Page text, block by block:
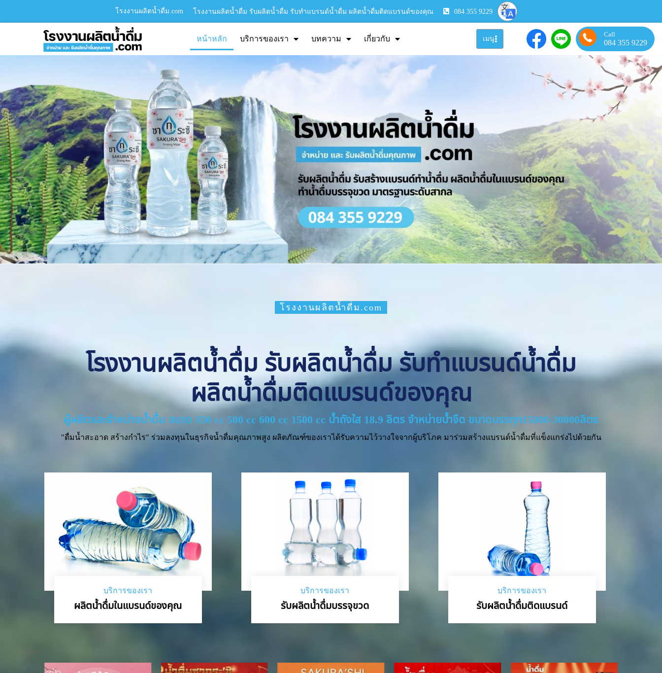
โรงงานผลิตน้ำดื่ม.com โรงงานผลิตน้ำดื่ม รับผลิตน้ำดื่ม รับทำแบรนด์น้ำดื่ม ผลิตน้ำดื่มติดแบรนด์ของคุณ 084 355 9229
หน้าหลัก บริการของเรา บทความ เกี่ยวกับ เมนู
Call
084 355 9229
โรงงานผลิตน้ำดื่ม.com
โรงงานผลิตน้ำดื่ม รับผลิตน้ำดื่ม รับทำแบรนด์น้ำดื่ม
ผลิตน้ำดื่มติดแบรนด์ของคุณ
ผู้ผลิตและจำหน่ายน้ำดื่ม ขนาด 350 cc 500 cc 600 cc 1500 cc น้ำถังใส 18.9 ลิตร จำหน่ายน้ำจืด ขนาดบรรทุก15000-30000ลิตร
"ดื่มน้ำสะอาด สร้างกำไร" ร่วมลงทุนในธุรกิจน้ำดื่มคุณภาพสูง ผลิตภัณฑ์ของเราได้รับความไว้วางใจจากผู้บริโภค มาร่วมสร้างแบรนด์น้ำดื่มที่แข็งแกร่งไปด้วยกัน
บริการของเรา
ผลิตน้ำดื่มในแบรนด์ของคุณ
บริการของเรา
รับผลิตน้ำดื่มบรรจุขวด
บริการของเรา
รับผลิตน้ำดื่มติดแบรนด์